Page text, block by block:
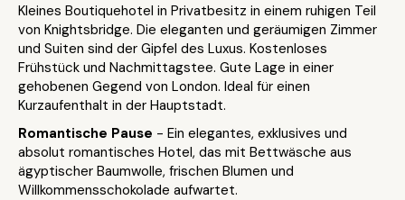
Kleines Boutiquehotel in Privatbesitz in einem ruhigen Teil
von Knightsbridge. Die eleganten und geräumigen Zimmer
und Suiten sind der Gipfel des Luxus. Kostenloses
Frühstück und Nachmittagstee. Gute Lage in einer
gehobenen Gegend von London. Ideal für einen
Kurzaufenthalt in der Hauptstadt.
Romantische Pause - Ein elegantes, exklusives und
absolut romantisches Hotel, das mit Bettwäsche aus
ägyptischer Baumwolle, frischen Blumen und
Willkommensschokolade aufwartet.